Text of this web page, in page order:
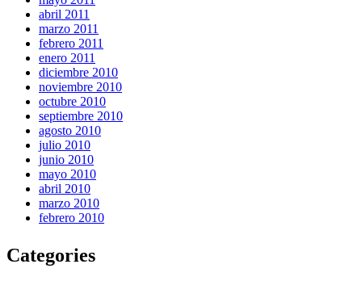
abril 2011
marzo 2011
febrero 2011
enero 2011
diciembre 2010
noviembre 2010
octubre 2010
septiembre 2010
agosto 2010
julio 2010
junio 2010
mayo 2010
abril 2010
marzo 2010
febrero 2010
Categories